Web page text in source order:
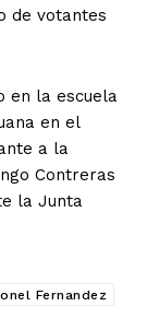
de votantes
en la escuela
en el
a la
Contreras
la Junta
Fernandez